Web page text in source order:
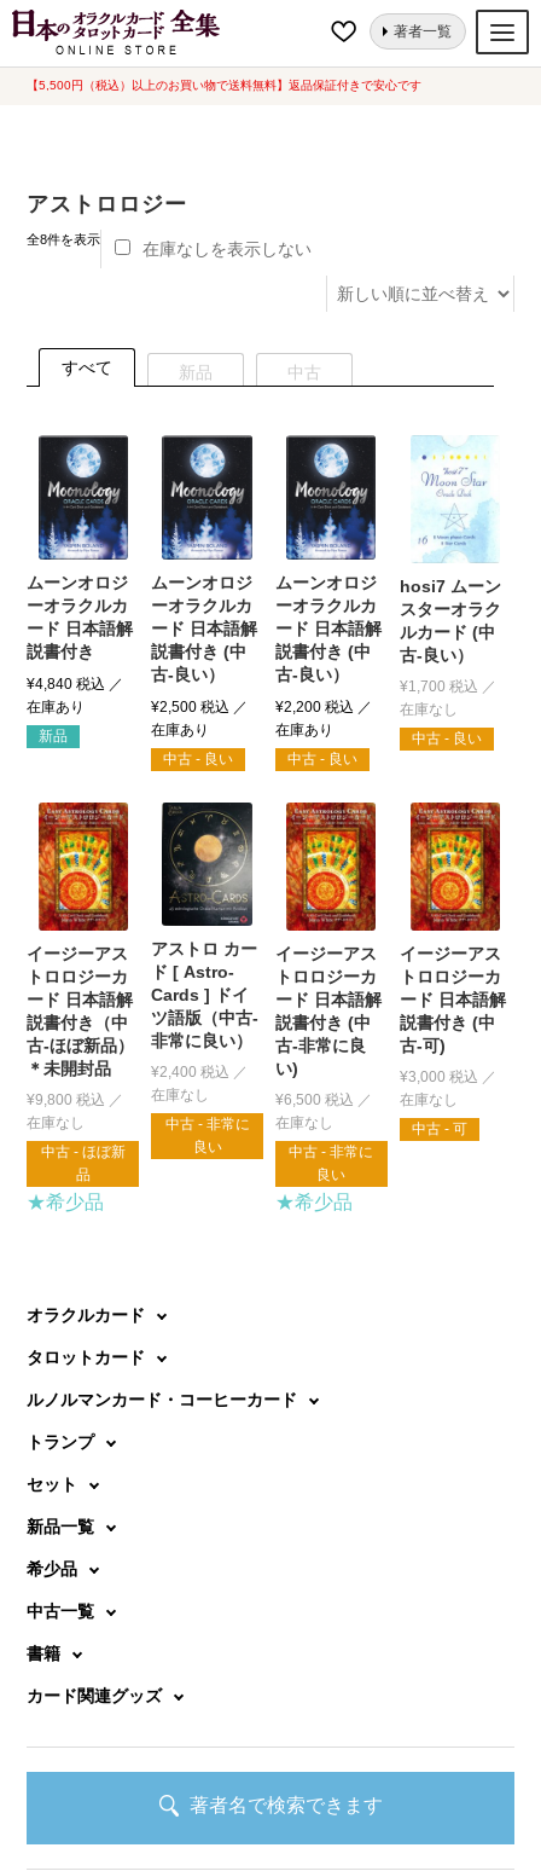
【5,500円（税込）以上のお買い物で送料無料】返品保証付きで安心です
ナ
コ
著者一覧
オラクルカード
ルノルマンカード
トランプ
希少品
書籍
カード関連グッズ
ホーム “アストロロジー”にタグ付けされた商品
アストロロジー
全8件を表示新
在庫なしを表示しない
すべて 新品 中古
ムーンオロジ
ーオラクルカ
ード 日本語解
説書付き
¥4,840 税込
新品
ムーンオロジ
ーオラクルカ
ード 日本語解
説書付き (中
古-良い）
¥2,500 税込
中古 - 良い
ムーンオロジ
ーオラクルカ
ード 日本語解
説書付き (中
古-良い）
¥2,200 税込
中古 - 良い
hosi7 ムーン
スターオラク
ルカード (中
古-良い）
¥1,700 税込
中古 - 良い
イージーアス
トロロジーカ
ード 日本語解
説書付き（中
古-ほぼ新品）
＊未開封品
¥9,800 税込
中古 - ほぼ新
品
★希少品
アストロ カー
ド [ Astro-
Cards ] ドイ
ツ語版（中古-
非常に良い）
¥2,400 税込
中古 - 非常に
良い
イージーアス
トロロジーカ
ード 日本語解
説書付き (中
古-非常に良
い)
¥6,500 税込
中古 - 非常に
良い
★希少品
イージーアス
トロロジーカ
ード 日本語解
説書付き (中
古-可)
¥3,000 税込
中古 - 可
オラクルカード
タロットカード
ルノルマンカード・コーヒーカード
トランプ
セット
新品一覧
希少品
中古一覧
書籍
カード関連グッズ
著者名で検索できます